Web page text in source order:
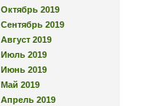
Октябрь 2019
Сентябрь 2019
Август 2019
Июль 2019
Июнь 2019
Май 2019
Апрель 2019